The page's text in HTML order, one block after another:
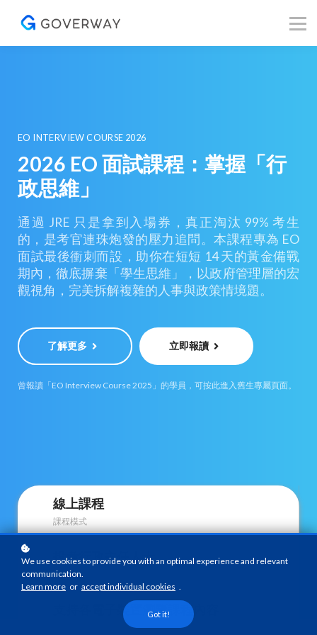
EO INTERVIEW COURSE 2026
2026 EO 面試課程：掌握「行
政思維」
通過 JRE 只是拿到入場券，真正淘汰 99% 考生
的，是考官連珠炮發的壓力追問。本課程專為 EO
面試最後衝刺而設，助你在短短 14 天的黃金備戰
期內，徹底摒棄「學生思維」，以政府管理層的宏
觀視角，完美拆解複雜的人事與政策情境題。
了解更多 立即報讀
曾報讀「EO Interview Course 2025」的學員，可按此進入舊生專屬頁面。
線上課程
課程模式
投考行政主任人士
課程對象
支持各電子裝置瀏覽課程內容
We use cookies to provide you with an optimal experience and relevant
communication.
Learn more or accept individual cookies .
Got it!